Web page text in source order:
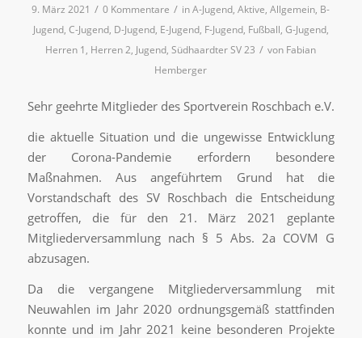
9. März 2021 / 0 Kommentare / inA-Jugend,Aktive,Allgemein, B-
Jugend, C-Jugend, D-Jugend, E-Jugend, F-Jugend, Fußball, G-Jugend,
Herren 1 , Herren 2, Jugend,Südhaardter SV 23 / von Fabian
Hemberger
Sehr geehrte Mitglieder des Sportverein Roschbach e.V.
die aktuelle Situation und die ungewisse Entwicklung
der Corona-Pandemie erfordern besondere
Maßnahmen. Aus angeführtem Grund hat die
Vorstandschaft des SV Roschbach die Entscheidung
getroffen, die für den 21. März 2021 geplante
Mitgliederversammlung nach § 5 Abs. 2a COVM G
abzusagen.
Da die vergangene Mitgliederversammlung mit
Neuwahlen im Jahr 2020 ordnungsgemäß stattfinden
konnte und im Jahr 2021 keine besonderen Projekte